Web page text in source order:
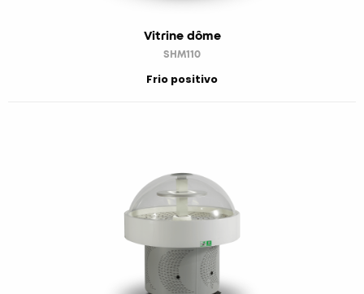
Vitrine dôme
SHM110
Frio positivo